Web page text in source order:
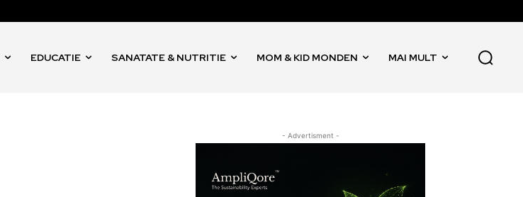
EDUCATIE SANATATE & NUTRITIE MOM & KID MONDEN MAI MULT
- Advertisment -